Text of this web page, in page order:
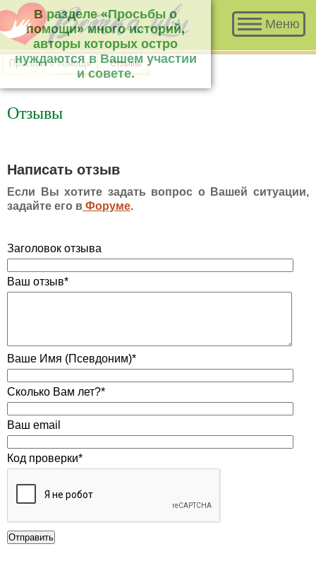
В разделе «Просьбы о помощи» много
историй, авторы которых остро нуждаются
в Вашем участии и совете.
Меню
Отзывы
Написать отзыв
Если Вы хотите задать вопрос о Вашей ситуации,
задайте его в Форуме.
Заголовок отзыва
Ваш отзыв*
Ваше Имя (Псевдоним)*
Сколько Вам лет?*
Ваш email
Код проверки*